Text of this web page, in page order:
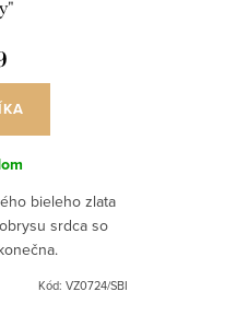
bieleho zlata
srdca so
Kód: VZ0724/SBI